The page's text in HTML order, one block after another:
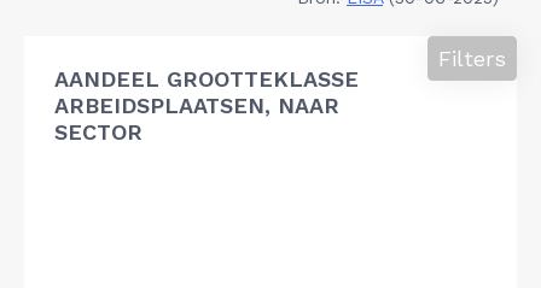
AANDEEL GROOTTEKLASSE
ARBEIDSPLAATSEN, NAAR
SECTOR
Filters